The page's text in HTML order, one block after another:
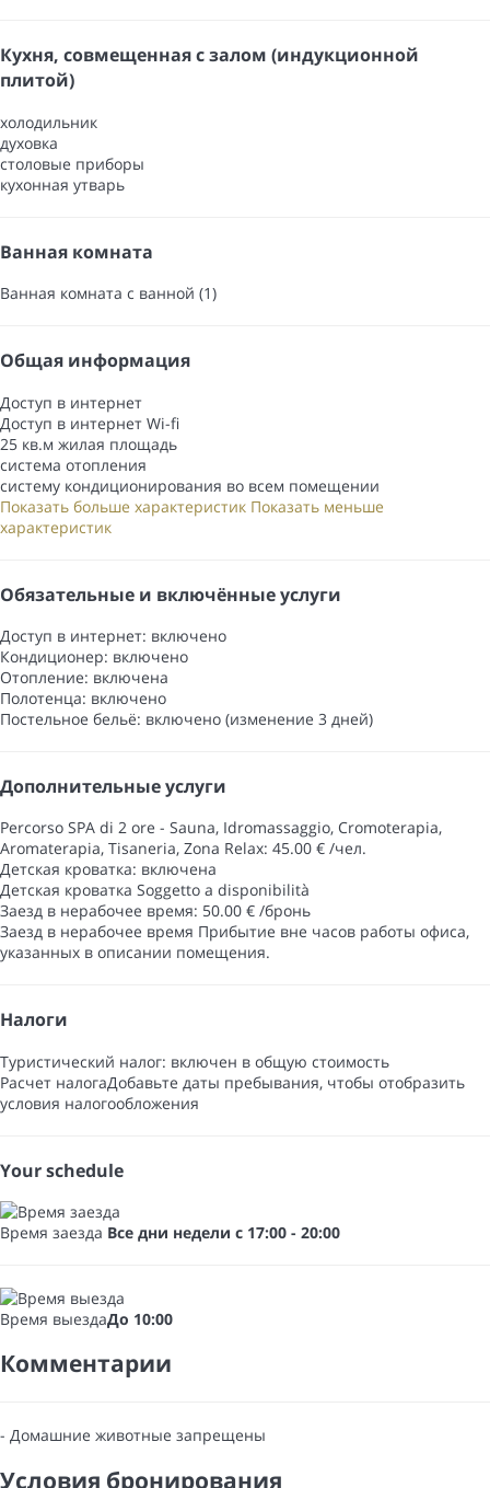
Кухня, совмещенная с залом (индукционной
плитой)
холодильник
духовка
столовые приборы
кухонная утварь
Ванная комната
Ванная комната с ванной (1)
Общая информация
Доступ в интернет
Доступ в интернет Wi-fi
25 кв.м жилая площадь
система отопления
систему кондиционирования во всем помещении
Показать больше характеристик Показать меньше
характеристик
Обязательные и включённые услуги
Доступ в интернет: включено
Кондиционер: включено
Отопление: включена
Полотенца: включено
Постельное бельё: включено (изменение 3 дней)
Дополнительные услуги
Percorso SPA di 2 ore - Sauna, Idromassaggio, Cromoterapia,
Aromaterapia, Tisaneria, Zona Relax: 45.00 € /чел.
Детская кроватка: включена
Детская кроватка Soggetto a disponibilità
Заезд в нерабочее время: 50.00 € /бронь
Заезд в нерабочее время Прибытие вне часов работы офиса,
указанных в описании помещения.
Налоги
Туристический налог: включен в общую стоимость
Расчет налогаДобавьте даты пребывания, чтобы отобразить
условия налогообложения
Your schedule
Время заезда Все дни недели с 17:00 - 20:00
Время выездаДо 10:00
Комментарии
- Домашние животные запрещены
Условия бронирования